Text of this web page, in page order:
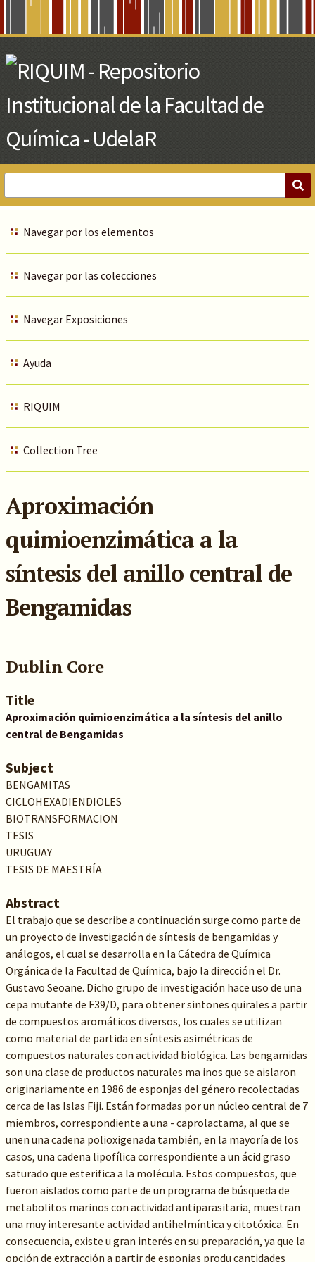
Main
Content
Navegar por los elementos
Navegar por las colecciones
Navegar Exposiciones
Ayuda
RIQUIM
Collection Tree
Aproximación
quimioenzimática a la
síntesis del anillo central de
Bengamidas
Dublin Core
Title
Aproximación quimioenzimática a la síntesis del anillo
central de Bengamidas
Subject
BENGAMITAS
CICLOHEXADIENDIOLES
BIOTRANSFORMACION
TESIS
URUGUAY
TESIS DE MAESTRÍA
Abstract
El trabajo que se describe a continuación surge como parte de
un proyecto de investigación de síntesis de bengamidas y
análogos, el cual se desarrolla en la Cátedra de Química
Orgánica de la Facultad de Química, bajo la dirección el Dr.
Gustavo Seoane. Dicho grupo de investigación hace uso de una
cepa mutante de F39/D, para obtener sintones quirales a partir
de compuestos aromáticos diversos, los cuales se utilizan
como material de partida en síntesis asimétricas de
compuestos naturales con actividad biológica. Las bengamidas
son una clase de productos naturales ma inos que se aislaron
originariamente en 1986 de esponjas del género recolectadas
cerca de las Islas Fiji. Están formadas por un núcleo central de 7
miembros, correspondiente a una - caprolactama, al que se
unen una cadena polioxigenada también, en la mayoría de los
casos, una cadena lipofílica correspondiente a un ácid graso
saturado que esterifica a la molécula. Estos compuestos, que
fueron aislados como parte de un programa de búsqueda de
metabolitos marinos con actividad antiparasitaria, muestran
una muy interesante actividad antihelmíntica y citotóxica. En
consecuencia, existe u gran interés en su preparación, ya que la
opción de extracción a partir de esponjas produ cantidades